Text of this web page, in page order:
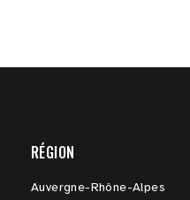
RÉGION
Auvergne-Rhône-Alpes